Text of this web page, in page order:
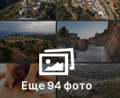
Еще 94 фото